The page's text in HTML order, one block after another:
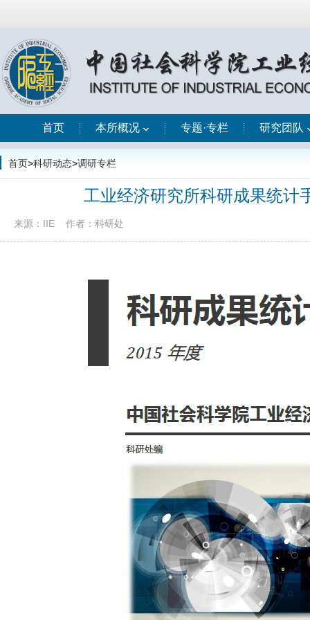
首页 本所概况 专题·专栏 研究团队
首页>科研动态>调研专栏
工业经济研究所科研成果统计
来源：IIE 作者：科研处